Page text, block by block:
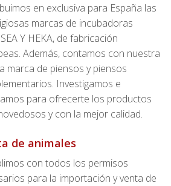
en exclusiva para España las
marcas de incubadoras
Y HEKA, de fabricación
Además, contamos con nuestra
marca de piensos y piensos
Investigamos e
para ofrecerte los productos
y con la mejor calidad.
de animales
con todos los permisos
para la importación y venta de